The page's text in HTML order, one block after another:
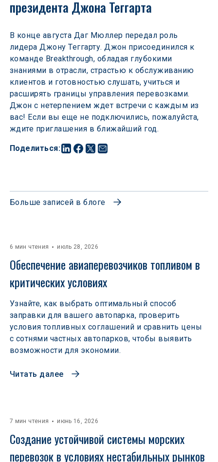
Поделиться:
президента Джона Теггарта
В конце августа Даг Мюллер передал роль
лидера Джону Теггарту. Джон присоединился к
команде Breakthrough, обладая глубокими
знаниями в отрасли, страстью к обслуживанию
клиентов и готовностью слушать, учиться и
расширять границы управления перевозками.
Джон с нетерпением ждет встречи с каждым из
вас! Если вы еще не подключились, пожалуйста,
ждите приглашения в ближайший год.
Больше записей в блоге
6 мин чтения июль 28, 2026
Обеспечение авиаперевозчиков топливом в
критических условиях
Узнайте, как выбрать оптимальный способ
заправки для вашего автопарка, проверить
условия топливных соглашений и сравнить цены
с сотнями частных автопарков, чтобы выявить
возможности для экономии.
Читать далее
7 мин чтения июнь 16, 2026
Создание устойчивой системы морских
перевозок в условиях нестабильных рынков